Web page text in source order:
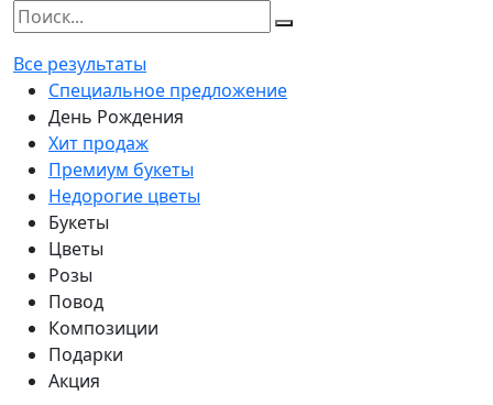
Все результаты
Специальное предложение
День Рождения
Хит продаж
Премиум букеты
Недорогие цветы
Букеты
Цветы
Розы
Повод
Композиции
Подарки
Акция